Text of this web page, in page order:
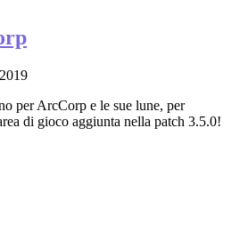
per ArcCorp e le sue lune, per
di gioco aggiunta nella patch 3.5.0!